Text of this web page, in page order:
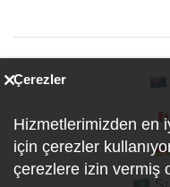
Çerezler
Hizmetlerimizden en
için çerezler
çerezlere izin vermiş